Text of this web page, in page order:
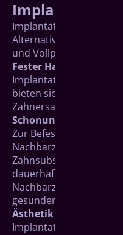
Implantate?
Implantatgetragener
Alternativen wie
und Vollprothesen
Fester Halt
Implantate heilen fest
bieten sie einen
Zahnersatzformen.
Schonung der
Zur Befestigung von
Nachbarzähne
Zahnsubstanz bleibt
dauerhafte Halt von
Nachbarzähne
gesunden Zähne
Ästhetik und
Implantatgetragener